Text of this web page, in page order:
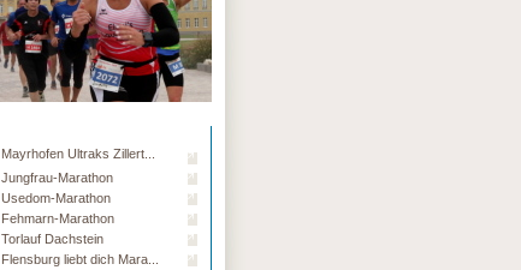
Mayrhofen Ultraks Zillert...
Jungfrau-Marathon
Usedom-Marathon
Fehmarn-Marathon
Torlauf Dachstein
Flensburg liebt dich Mara...